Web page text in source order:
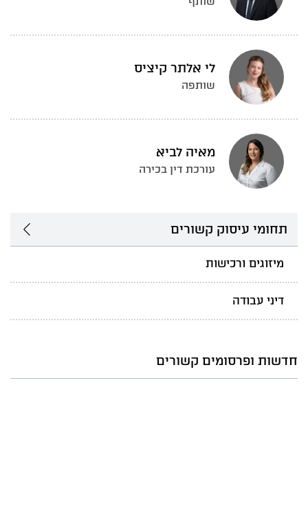
לי אלתר קיציס
שותפה
מאיה לביא
עורכת דין בכירה
תחומי עיסוק קשורים
מיזוגים ורכישות
דיני עבודה
חדשות ופרסומים קשורים